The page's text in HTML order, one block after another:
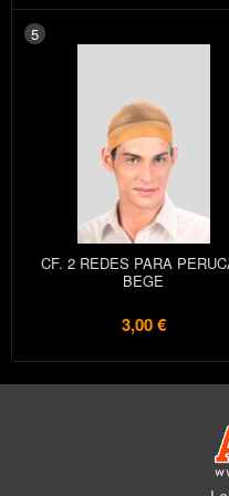
5
CF. 2 REDES PARA
BEGE
3,00 €